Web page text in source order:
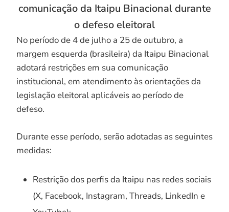
comunicação da Itaipu Binacional durante
o defeso eleitoral
No período de 4 de julho a 25 de outubro, a
margem esquerda (brasileira) da Itaipu Binacional
adotará restrições em sua comunicação
institucional, em atendimento às orientações da
legislação eleitoral aplicáveis ao período de
defeso.
Durante esse período, serão adotadas as seguintes
medidas:
Restrição dos perfis da Itaipu nas redes sociais
(X, Facebook, Instagram, Threads, LinkedIn e